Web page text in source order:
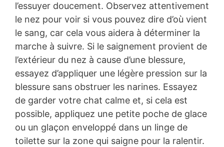
l’essuyer doucement. Observez attentivement
le nez pour voir si vous pouvez dire d’où vient
le sang, car cela vous aidera à déterminer la
marche à suivre. Si le saignement provient de
l’extérieur du nez à cause d’une blessure,
essayez d’appliquer une légère pression sur la
blessure sans obstruer les narines. Essayez
de garder votre chat calme et, si cela est
possible, appliquez une petite poche de glace
ou un glaçon enveloppé dans un linge de
toilette sur la zone qui saigne pour la ralentir.